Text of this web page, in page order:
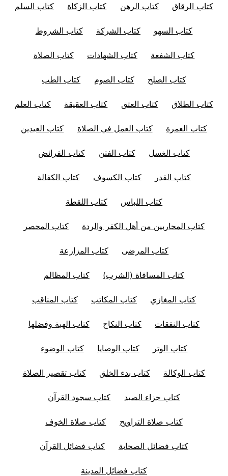
كتاب الرقاق كتاب الرهن كتاب الزكاة كتاب السلم
كتاب السهو كتاب الشركة كتاب الشروط
كتاب الشفعة كتاب الشهادات كتاب الصلاة
كتاب الصلح كتاب الصوم كتاب الطب
كتاب الطلاق كتاب العتق كتاب العقيقة كتاب العلم
كتاب العمرة كتاب العمل في الصلاة كتاب العيدين
كتاب الغسل كتاب الفتن كتاب الفرائض
كتاب القدر كتاب الكسوف كتاب الكفالة
كتاب اللباس كتاب اللقطة
كتاب المحاربين من أهل الكفر والردة كتاب المحصر
كتاب المرضى كتاب المزارعة
كتاب المساقاة (الشرب) كتاب المظالم
كتاب المغازي كتاب المكاتب كتاب المناقب
كتاب النفقات كتاب النكاح كتاب الهبة وفضلها
كتاب الوتر كتاب الوصايا كتاب الوضوء
كتاب الوكالة كتاب بدء الخلق كتاب تقصير الصلاة
كتاب جزاء الصيد كتاب سجود القرآن
كتاب صلاة التراويح كتاب صلاة الخوف
كتاب فضائل الصحابة كتاب فضائل القرآن
كتاب فضائل المدينة